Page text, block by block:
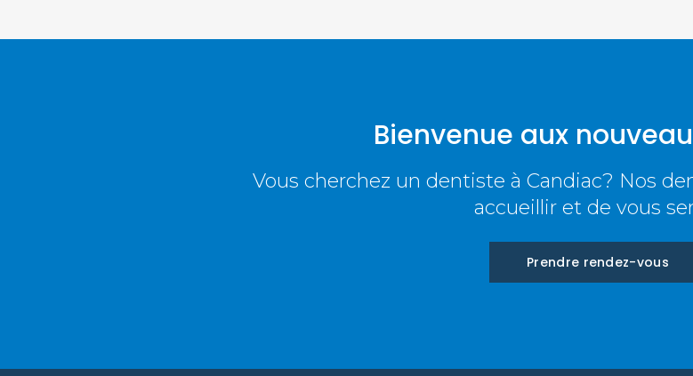
Bienvenue aux
Vous cherchez un dentiste à Candiac? Nos
accueillir et de vous
Prendre rendez-vous